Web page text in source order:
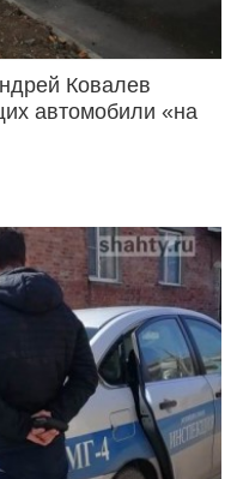
Ковалев
автомобили «на